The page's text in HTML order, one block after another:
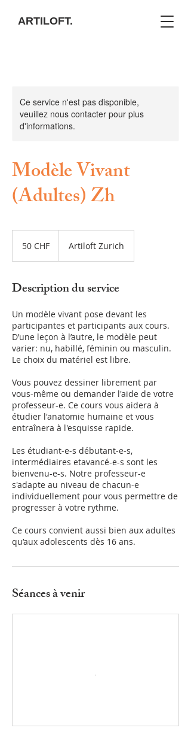
ARTILOFT.
Ce service n'est pas disponible,
veuillez nous contacter pour plus
d'informations.
Modèle Vivant
(Adultes) Zh
suisses50 CHF Artiloft Zurich
Description du service
Un modèle vivant pose devant les
participantes et participants aux cours.
D’une leçon à l’autre, le modèle peut
varier: nu, habillé, féminin ou masculin.
Le choix du matériel est libre.
Vous pouvez dessiner librement par
vous-même ou demander l'aide de votre
professeur-e. Ce cours vous aidera à
étudier l'anatomie humaine et vous
entraînera à l'esquisse rapide.
Les étudiant-e-s débutant-e-s,
intermédiaires etavancé-e-s sont les
bienvenu-e-s. Notre professeur-e
s'adapte au niveau de chacun-e
individuellement pour vous permettre de
progresser à votre rythme.
Ce cours convient aussi bien aux adultes
qu’aux adolescents dès 16 ans.
Séances à venir